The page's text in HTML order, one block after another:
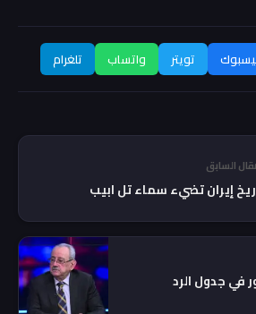
تويتر واتساب تلغرام
السابق
إيران تضيء سماء تل ابيب
في جدول الرد